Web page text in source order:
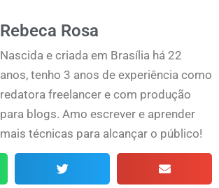
Rebeca Rosa
Nascida e criada em Brasília há 22
anos, tenho 3 anos de experiência como
redatora freelancer e com produção
para blogs. Amo escrever e aprender
mais técnicas para alcançar o público!